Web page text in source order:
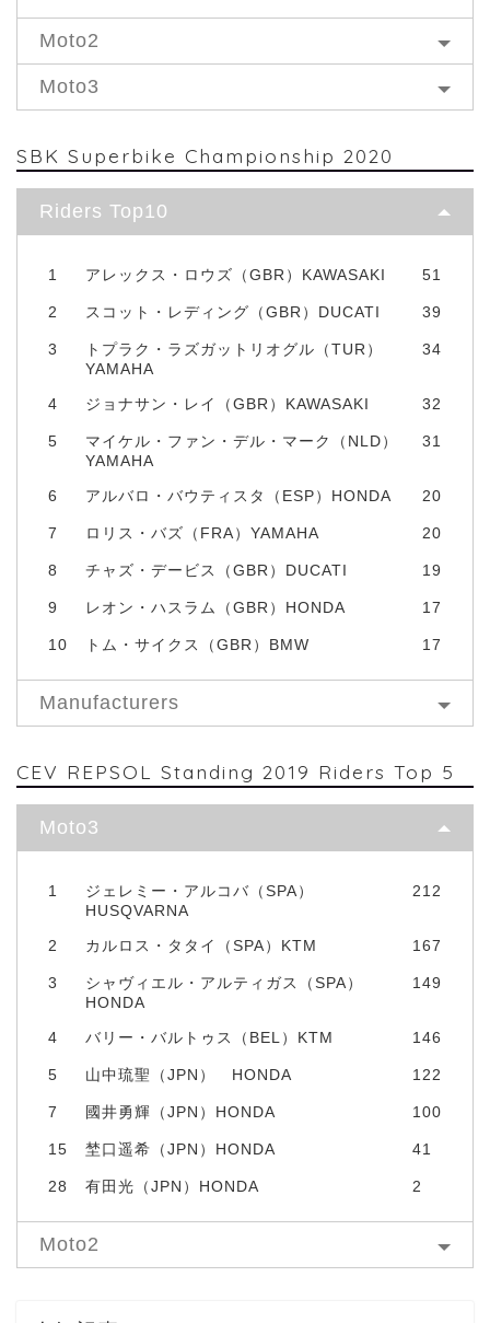
Moto2
Moto3
SBK Superbike Championship 2020
Riders Top10
1 アレックス・ロウズ（GBR）KAWASAKI 51
2 スコット・レディング（GBR）DUCATI 39
3
トプラク・ラズガットリオグル（TUR）
YAMAHA
34
4 ジョナサン・レイ（GBR）KAWASAKI 32
5
マイケル・ファン・デル・マーク（NLD）
YAMAHA
31
6 アルバロ・バウティスタ（ESP）HONDA 20
7 ロリス・バズ（FRA）YAMAHA 20
8 チャズ・デービス（GBR）DUCATI 19
9 レオン・ハスラム（GBR）HONDA 17
10 トム・サイクス（GBR）BMW 17
Manufacturers
CEV REPSOL Standing 2019 Riders Top 5
Moto3
1
ジェレミー・アルコバ（SPA）
HUSQVARNA
212
2 カルロス・タタイ（SPA）KTM 167
3
シャヴィエル・アルティガス（SPA）
HONDA
149
4 バリー・バルトゥス（BEL）KTM 146
5 山中琉聖（JPN） HONDA 122
7 國井勇輝（JPN）HONDA 100
15 埜口遥希（JPN）HONDA 41
28 有田光（JPN）HONDA 2
Moto2